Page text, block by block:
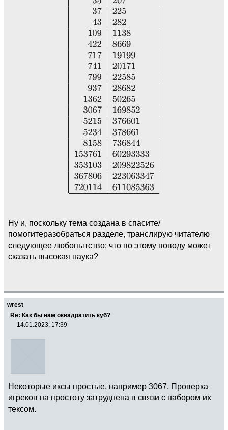
Ну и, поскольку тема создана в спасите/
помогитеразобраться разделе, транслирую читателю
следующее любопытство: что по этому поводу может
сказать высокая наука?
wrest
Re: Как бы нам оквадратить куб?
14.01.2023, 17:39
Некоторые иксы простые, например 3067. Проверка
игреков на простоту затруднена в связи с набором их
тексом.